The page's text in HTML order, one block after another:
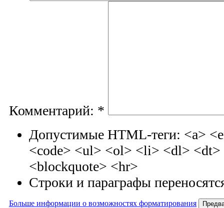
Комментарий: *
Допустимые HTML-теги: <a>
<code> <ul> <ol> <li> <dl> <dt>
<blockquote> <hr>
Строки и параграфы
Больше информации о возможностях форматирования